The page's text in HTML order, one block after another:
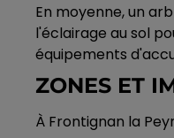
En moyenne, un
l'éclairage au sol
équipements
ZONES ET
À Frontignan la